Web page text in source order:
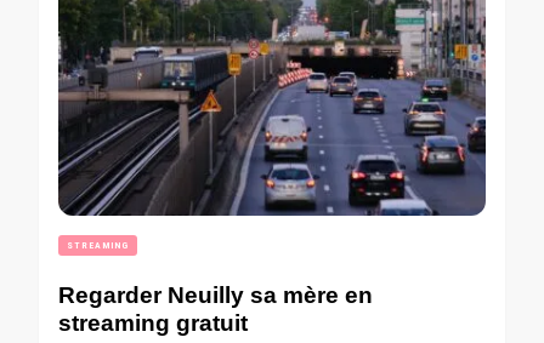
STREAMING
Regarder Neuilly sa mère en
streaming gratuit